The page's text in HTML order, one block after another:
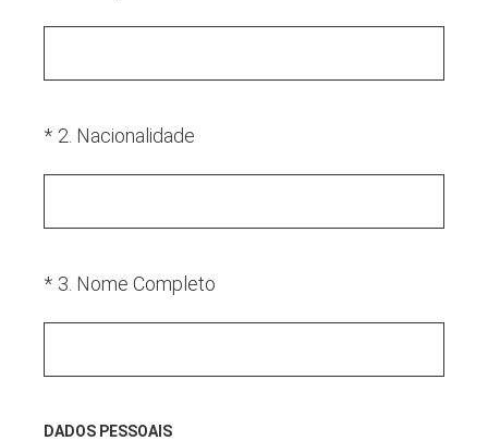
* 2 Nacionalidade
(Obrigatório.)
* 3 Nome Completo
(Obrigatório.)
DADOS PESSOAIS